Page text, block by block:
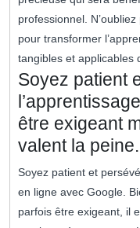
professionnel.
pour transformer
tangibles et applicables
Soyez patient
être exigeant
valent la peine.
Soyez patient et
en ligne avec Google.
parfois être exigeant, il